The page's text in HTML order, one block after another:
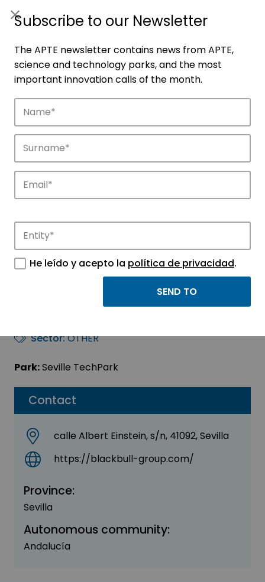
Companies
Discover the companies that drive
Contact
calle Albert Einstein, s/n, 41092, Sevilla
https://blackbull-group.com/
Province:
Sevilla
Autonomous community:
Andalucía
Black Bull Logistics,
Sector:OTHER
Park:Seville TechPark
Subscribe to our Newsletter
The APTE newsletter contains news from APTE,
science and technology parks, and the most
important innovation calls of the month.
He leído y acepto la política de privacidad.